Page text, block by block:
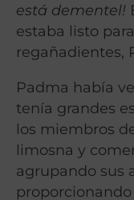
está dementel!
estaba listo
regañadientes,
Padma había
tenía grandes
los miembros
limosna y
agrupando sus